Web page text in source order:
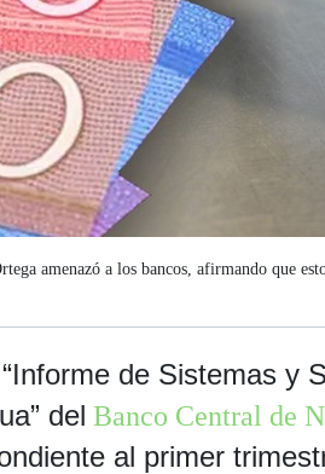
amenazó a los bancos, afirmando que
de Sistemas y
del Banco Central de
al primer